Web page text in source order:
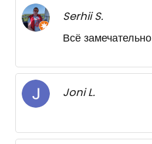
Serhii S.
Всё замечательно
Joni L.